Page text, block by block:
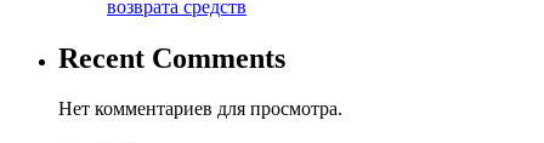
возврата средств
Recent Comments
Нет комментариев для просмотра.